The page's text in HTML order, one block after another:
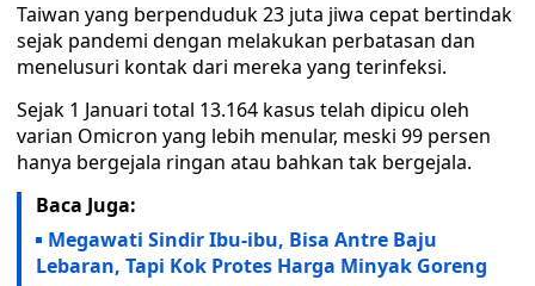
Taiwan yang berpenduduk 23 juta jiwa cepat bertindak
sejak pandemi dengan melakukan perbatasan dan
menelusuri kontak dari mereka yang terinfeksi.
Sejak 1 Januari total 13.164 kasus telah dipicu oleh
varian Omicron yang lebih menular, meski 99 persen
hanya bergejala ringan atau bahkan tak bergejala.
Baca Juga:
Megawati Sindir Ibu-ibu, Bisa Antre Baju
Lebaran, Tapi Kok Protes Harga Minyak Goreng